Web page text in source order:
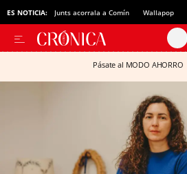
ES NOTICIA: Junts acorrala a Comín Wallapop
Pásate al MODO AHORRO